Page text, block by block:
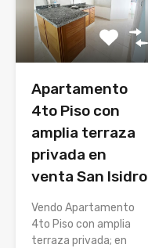
Apartamento
4to Piso con
amplia terraza
privada en
venta San Isidro
Vendo Apartamento
4to Piso con amplia
terraza privada; en